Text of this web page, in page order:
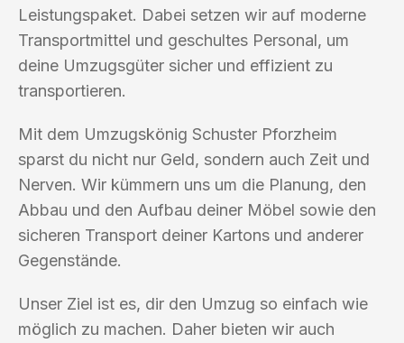
Leistungspaket. Dabei setzen wir auf moderne
Transportmittel und geschultes Personal, um
deine Umzugsgüter sicher und effizient zu
transportieren.
Mit dem Umzugskönig Schuster Pforzheim
sparst du nicht nur Geld, sondern auch Zeit und
Nerven. Wir kümmern uns um die Planung, den
Abbau und den Aufbau deiner Möbel sowie den
sicheren Transport deiner Kartons und anderer
Gegenstände.
Unser Ziel ist es, dir den Umzug so einfach wie
möglich zu machen. Daher bieten wir auch